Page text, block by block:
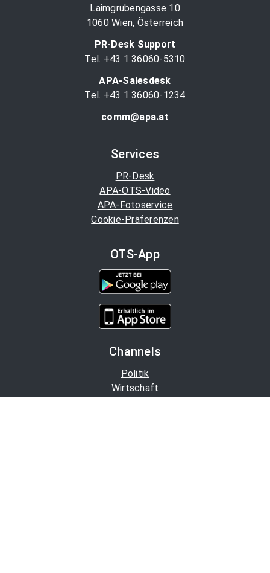
Laimgrubengasse 10
1060 Wien, Österreich
PR-Desk Support
Tel. +43 1 36060-5310
APA-Salesdesk
Tel. +43 1 36060-1234
comm@apa.at
Services
PR-Desk
APA-OTS-Video
APA-Fotoservice
Cookie-Präferenzen
OTS-App
Channels
Politik
Wirtschaft